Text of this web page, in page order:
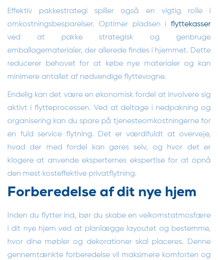
Effektiv pakkestrategi spiller også en vigtig rolle i
omkostningsbesparelser. Optimer pladsen i flyttekasser
ved at pakke strategisk og genbruge
emballagematerialer, der allerede findes i hjemmet. Dette
reducerer behovet for at købe nye materialer og kan
minimere antallet af nødvendige flyttevogne.
Endelig kan det være en økonomisk fordel at involvere sig
aktivt i flytteprocessen. Ved at deltage i nedpakning og
organisering kan du spare på tjenesteomkostningerne for
en fuld service flytning. Det er værdifuldt at overveje,
hvad der med fordel kan gøres selv, og hvor det er
klogere at anvende eksperternes ekspertise for at opnå
den mest kosteffektive privatflytning.
Forberedelse af dit nye hjem
Inden du flytter ind, bør du skabe en velkomstatmosfære
i dit nye hjem ved at planlægge layoutet og bestemme,
hvor dine møbler og dekorationer skal placeres. Denne
gennemtænkte forberedelse vil maksimere komforten og